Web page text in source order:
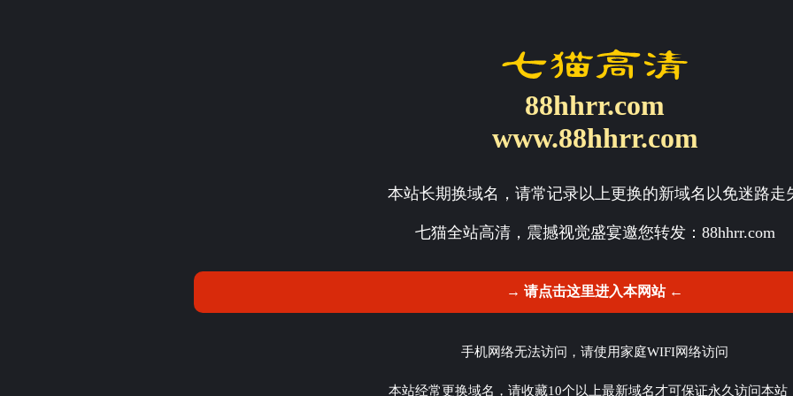
88hhrr.com
www.88hhrr.com
本站长期换域名，请常记录以上更换的新域名以免迷路走
七猫全站高清，震撼视觉盛宴邀您转发： 88hhrr.com
→ 请点击这里进入本网站 ←
手机网络无法访问，请使用家庭WIFI网络访问
本站经常更换域名，请收藏10个以上最新域名才可保证永久访问本站